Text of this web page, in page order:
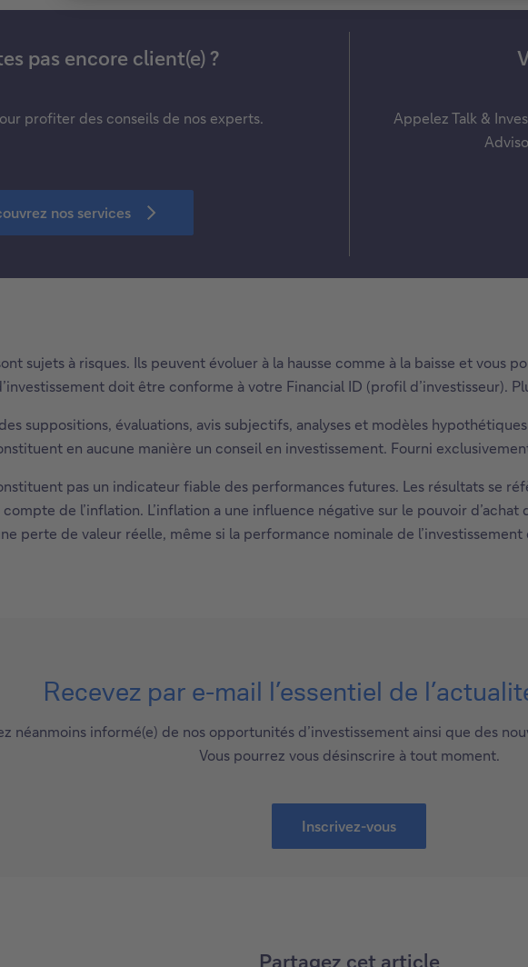
pas encore client(e) ?
profiter des conseils de nos experts.
nos services
Appelez Talk &
sujets à risques. Ils peuvent évoluer à la hausse comme à la baisse et vous
doit être conforme à votre Financial ID (profil d’investisseur).
suppositions, évaluations, avis subjectifs, analyses et modèles
en aucune manière un conseil en investissement. Fourni
pas un indicateur fiable des performances futures. Les résultats se
compte de l’inflation. L’inflation a une influence négative sur le pouvoir
perte de valeur réelle, même si la performance nominale de l’investissement
Recevez par e-mail l’essentiel de
néanmoins informé(e) de nos opportunités d’investissement ainsi que des
Vous pourrez vous désinscrire à tout moment.
Inscrivez-vous
Partagez cet article